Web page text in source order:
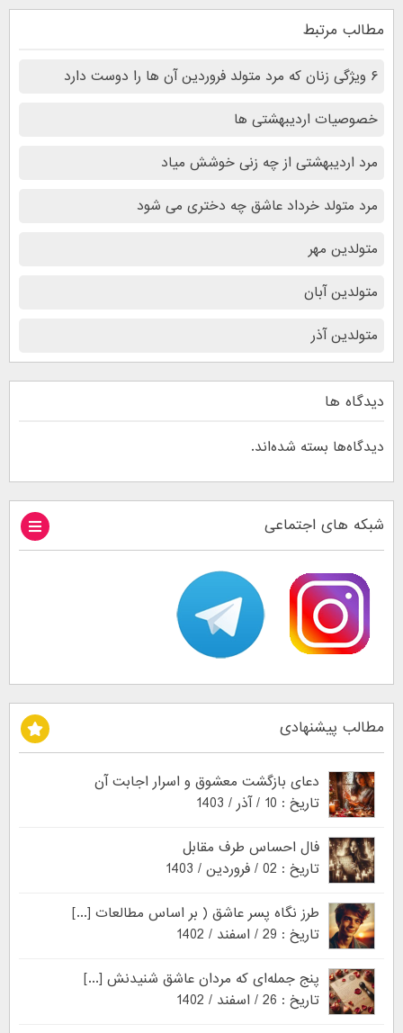
مطالب مرتبط
۶ ویژگی زنان که مرد متولد فروردین آن ها را دوست دارد
خصوصیات اردیبهشتی ها
مرد اردیبهشتی از چه زنی خوشش میاد
مرد متولد خرداد عاشق چه دختری می شود
متولدین مهر
متولدین آبان
متولدین آذر
دیدگاه ها
دیدگاه‌ها بسته شده‌اند.
شبکه های اجتماعی
مطالب پیشنهادی
دعای بازگشت معشوق و اسرار اجابت آن
تاریخ : 10 / آذر / 1403
فال احساس طرف مقابل
تاریخ : 02 / فروردین / 1403
طرز نگاه پسر عاشق ( بر اساس مطالعات [...]
تاریخ : 29 / اسفند / 1402
پنج جمله‌ای که مردان عاشق شنیدنش [...]
تاریخ : 26 / اسفند / 1402